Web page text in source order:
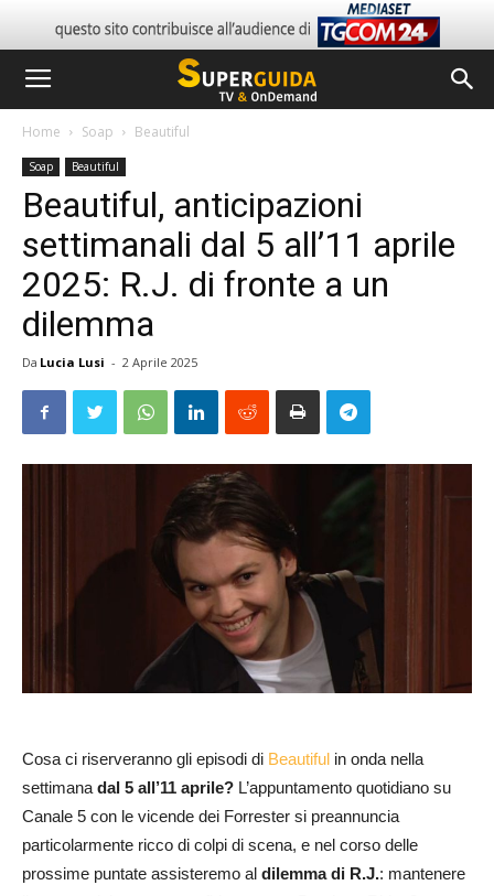
Home Soap Beautiful
Soap Beautiful
Beautiful, anticipazioni
settimanali dal 5 all’11 aprile
2025: R.J. di fronte a un
dilemma
Da Lucia Lusi - 2 Aprile 2025
Cosa ci riserveranno gli episodi di Beautiful in onda nella
settimana dal 5 all’11 aprile? L’appuntamento quotidiano su
Canale 5 con le vicende dei Forrester si preannuncia
particolarmente ricco di colpi di scena, e nel corso delle
prossime puntate assisteremo al dilemma di R.J.: mantenere